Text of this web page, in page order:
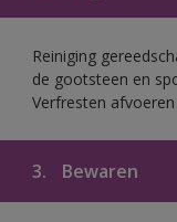
Reiniging
de gootsteen en
Verfresten
3. Bewaren